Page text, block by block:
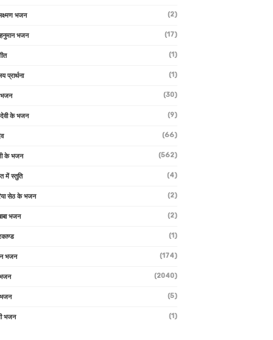
भजन (2)
भजन (17)
(1)
प्रार्थना (1)
भजन (30)
देवी के भजन (9)
(66)
के भजन (562)
में स्तुति (4)
सेठ के भजन (2)
भजन (2)
(1)
भजन (174)
भजन (2040)
भजन (5)
भजन (1)